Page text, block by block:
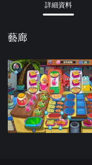
詳細資料
藝廊